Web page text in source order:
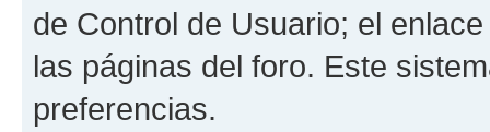
de Control de Usuario; el
las páginas del foro. Este
preferencias.